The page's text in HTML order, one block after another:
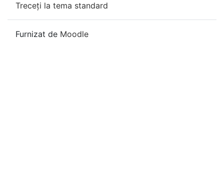
Treceți la tema standard
Furnizat de Moodle